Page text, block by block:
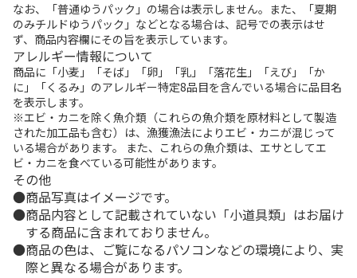
なお、「普通ゆうパック」の場合は表示しません。また、「夏期
のみチルドゆうパック」などとなる場合は、記号での表示はせ
ず、商品内容欄にその旨を表示しています。
アレルギー情報について
商品に「小麦」「そば」「卵」「乳」「落花生」「えび」「か
に」「くるみ」のアレルギー特定8品目を含んでいる場合に品目名
を表示します。
※エビ・カニを除く魚介類（これらの魚介類を原材料として製造
された加工品も含む）は、漁獲漁法によりエビ・カニが混じって
いる場合があります。 また、これらの魚介類は、エサとしてエ
ビ・カニを食べている可能性があります。
その他
商品写真はイメージです。
商品内容として記載されていない「小道具類」はお届け
する商品に含まれておりません。
商品の色は、ご覧になるパソコンなどの環境により、実
際と異なる場合があります。